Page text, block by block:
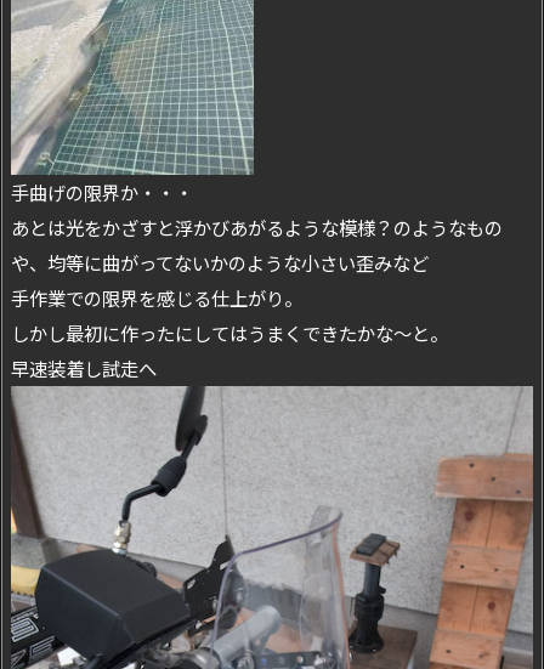
手曲げの限界か・・・
あとは光をかざすと浮かびあがるような模様？のようなもの
や、均等に曲がってないかのような小さい歪みなど
手作業での限界を感じる仕上がり。
しかし最初に作ったにしてはうまくできたかな～と。
早速装着し試走へ